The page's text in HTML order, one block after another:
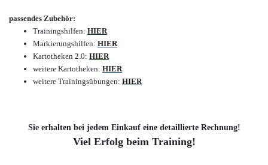
passendes Zubehör:
Trainingshilfen: HIER
Markierungshilfen: HIER
Kartotheken 2.0: HIER
weitere Kartotheken: HIER
weitere Trainingsübungen: HIER
Sie erhalten bei jedem Einkauf eine detaillierte Rechnung!
Viel Erfolg beim Training!